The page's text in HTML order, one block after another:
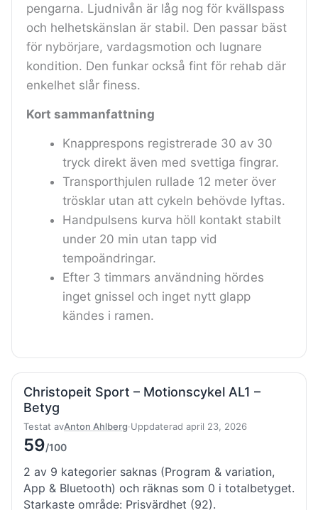
pengarna. Ljudnivån är låg nog för kvällspass
och helhetskänslan är stabil. Den passar bäst
för nybörjare, vardagsmotion och lugnare
kondition. Den funkar också fint för rehab där
enkelhet slår finess.
Kort sammanfattning
Knapprespons registrerade 30 av 30
tryck direkt även med svettiga fingrar.
Transporthjulen rullade 12 meter över
trösklar utan att cykeln behövde lyftas.
Handpulsens kurva höll kontakt stabilt
under 20 min utan tapp vid
tempoändringar.
Efter 3 timmars användning hördes
inget gnissel och inget nytt glapp
kändes i ramen.
Christopeit Sport – Motionscykel AL1 –
Betyg
Testat avAnton Ahlberg·Uppdaterad april 23, 2026
59/100
2 av 9 kategorier saknas (Program & variation,
App & Bluetooth) och räknas som 0 i totalbetyget.
Starkaste område: Prisvärdhet (92).